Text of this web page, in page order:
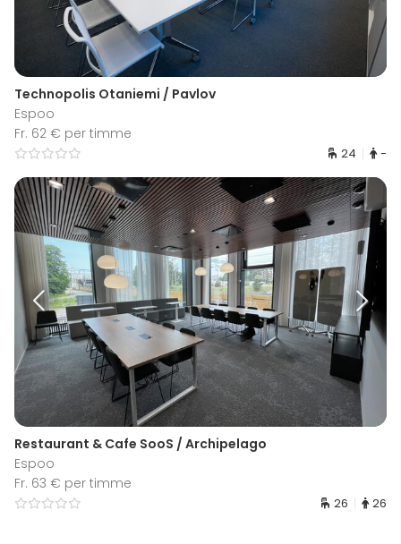
Technopolis Otaniemi / Pavlov
Espoo
Fr. 62 € per timme
24 -
Restaurant & Cafe SooS / Archipelago
Espoo
Fr. 63 € per timme
26 26